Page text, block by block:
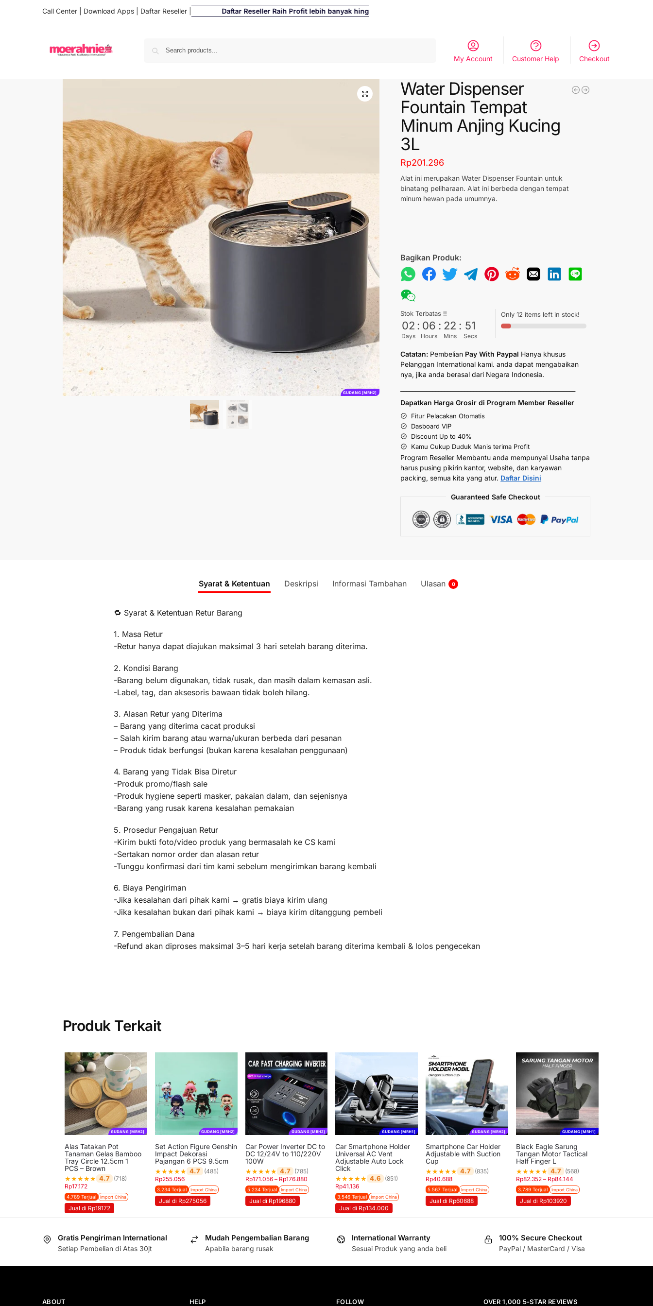
Call Center Download Apps Daftar Reseller Daftar Reseller Raih Profit lebih banyak hingga 500%
My Account Customer Help Checkout
GUDANG [MRH2]
Water Dispenser
Fountain Tempat
Minum Anjing Kucing
3L
Rp201.296
Alat ini merupakan Water Dispenser Fountain untuk
binatang peliharaan. Alat ini berbeda dengan tempat
minum hewan pada umumnya.
Bagikan Produk:
Stok Terbatas !!
02
Days
: 06
Hours
: 22
Mins
: 49
Secs
Only 12 items left in stock!
Catatan: Pembelian Pay With Paypal Hanya khusus
Pelanggan International kami. anda dapat mengabaikan
nya, jika anda berasal dari Negara Indonesia.
Dapatkan Harga Grosir di Program Member Reseller
Fitur Pelacakan Otomatis
Dasboard VIP
Discount Up to 40%
Kamu Cukup Duduk Manis terima Profit
Program Reseller Membantu anda mempunyai Usaha tanpa
harus pusing pikirin kantor, website, dan karyawan
packing, semua kita yang atur. Daftar Disini
Guaranteed Safe Checkout
Syarat & Ketentuan Deskripsi Informasi Tambahan Ulasan 0
🔁 Syarat & Ketentuan Retur Barang
1. Masa Retur
-Retur hanya dapat diajukan maksimal 3 hari setelah barang diterima.
2. Kondisi Barang
-Barang belum digunakan, tidak rusak, dan masih dalam kemasan asli.
-Label, tag, dan aksesoris bawaan tidak boleh hilang.
3. Alasan Retur yang Diterima
– Barang yang diterima cacat produksi
– Salah kirim barang atau warna/ukuran berbeda dari pesanan
– Produk tidak berfungsi (bukan karena kesalahan penggunaan)
4. Barang yang Tidak Bisa Diretur
-Produk promo/flash sale
-Produk hygiene seperti masker, pakaian dalam, dan sejenisnya
-Barang yang rusak karena kesalahan pemakaian
5. Prosedur Pengajuan Retur
-Kirim bukti foto/video produk yang bermasalah ke CS kami
-Sertakan nomor order dan alasan retur
-Tunggu konfirmasi dari tim kami sebelum mengirimkan barang kembali
6. Biaya Pengiriman
-Jika kesalahan dari pihak kami → gratis biaya kirim ulang
-Jika kesalahan bukan dari pihak kami → biaya kirim ditanggung pembeli
7. Pengembalian Dana
-Refund akan diproses maksimal 3–5 hari kerja setelah barang diterima kembali & lolos pengecekan
Produk Terkait
GUDANG [MRH2]
Alas Tatakan Pot
Tanaman Gelas Bamboo
Tray Circle 12.5cm 1
PCS – Brown
★★★★★ 4.7
(718)
Rp17.172
4.789 Terjual Import China
Jual di Rp19172
GUDANG [MRH2]
Set Action Figure Genshin
Impact Dekorasi
Pajangan 6 PCS 9.5cm
★★★★★ 4.7
(485)
Rp255.056
3.234 Terjual Import China
Jual di Rp275056
GUDANG [MRH2]
Car Power Inverter DC to
DC 12/24V to 110/220V
100W
★★★★★ 4.7
(785)
Rp171.056 – Rp176.880
5.234 Terjual Import China
Jual di Rp196880
GUDANG [MRH1]
Car Smartphone Holder
Universal AC Vent
Adjustable Auto Lock
Click
★★★★★ 4.6
(851)
Rp41.136
3.546 Terjual Import China
Jual di Rp134.000
GUDANG [MRH2]
Smartphone Car Holder
Adjustable with Suction
Cup
★★★★★ 4.7 (835)
Rp40.688
5.567 Terjual Import China
Jual di Rp60688
GUDANG [MRH1]
Black Eagle Sarung
Tangan Motor Tactical
Half Finger L
★★★★★ 4.7
(568)
Rp82.352 – Rp84.144
3.789 Terjual Import China
Jual di Rp103920
Gratis Pengiriman International
Setiap Pembelian di Atas 30jt
Mudah Pengembalian Barang
Apabila barang rusak
International Warranty
Sesuai Produk yang anda beli
100% Secure Checkout
PayPal / MasterCard / Visa
ABOUT HELP FOLLOW OVER 1,000 5-STAR REVIEWS